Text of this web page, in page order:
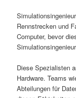
Rennstrecken und
Computer, bevor
Diese Spezialisten
Hardware. Teams
Abteilungen für